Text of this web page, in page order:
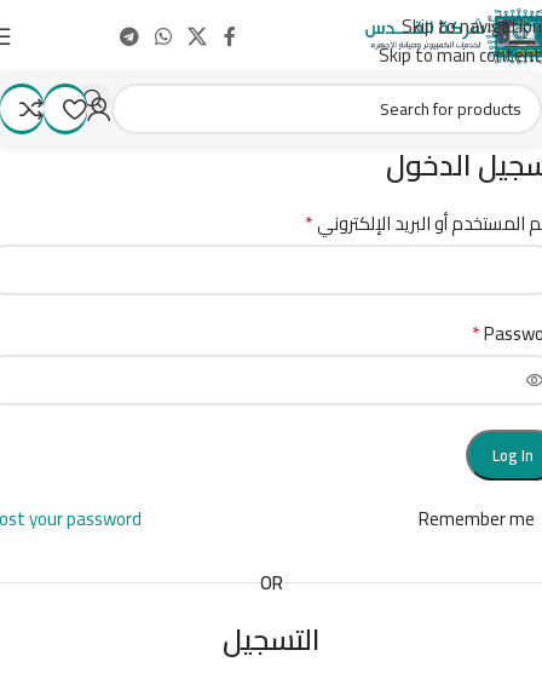
Skip to navigation
Skip to main content
الدخول
المستخدم أو البريد الإلكتروني*
*
Log In
your password?
Remember me
OR
التسجيل